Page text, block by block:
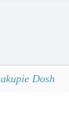
Dosh